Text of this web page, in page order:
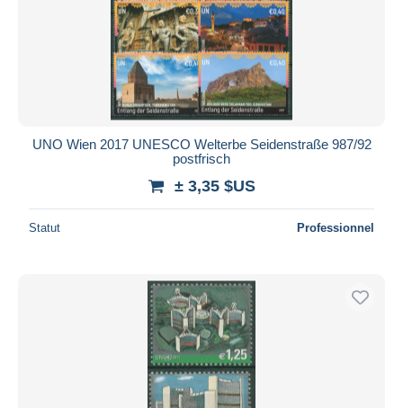
UNO Wien 2017 UNESCO Welterbe Seidenstraße 987/92
postfrisch
± 3,35 $US
Statut Professionnel